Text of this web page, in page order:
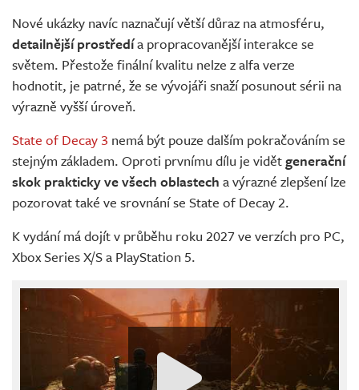
Nové ukázky navíc naznačují větší důraz na atmosféru,
detailnější prostředía propracovanější interakce se
světem. Přestože finální kvalitu nelze z alfa verze
hodnotit, je patrné, že se vývojáři snaží posunout sérii na
výrazně vyšší úroveň.
State of Decay 3 nemá být pouze dalším pokračováním se
stejným základem. Oproti prvnímu dílu je vidětgenerační
skok prakticky ve všech oblastech a výrazné zlepšení lze
pozorovat také ve srovnání se State of Decay 2.
K vydání má dojít v průběhu roku 2027 ve verzích pro PC,
Xbox Series X/S a PlayStation 5.